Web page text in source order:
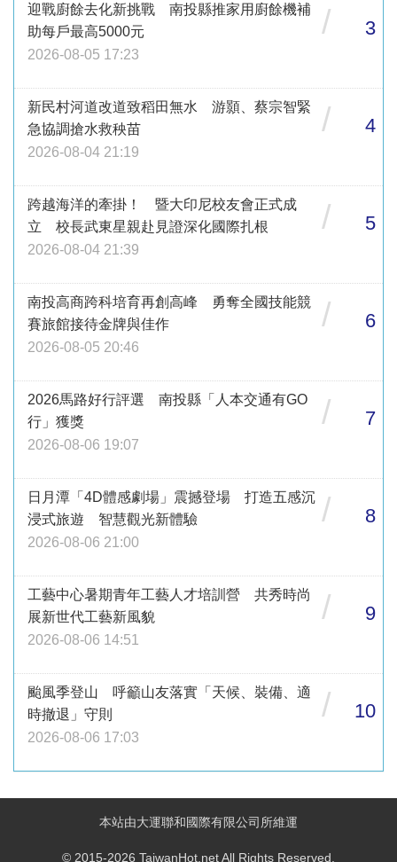
迎戰廚餘去化新挑戰 南投縣推家用廚餘機補
助每戶最高5000元
2026-08-05 17:23
/ 3
新民村河道改道致稻田無水 游顥、蔡宗智緊
急協調搶水救秧苗
2026-08-04 21:19
/ 4
跨越海洋的牽掛！ 暨大印尼校友會正式成
立 校長武東星親赴見證深化國際扎根
2026-08-04 21:39
/ 5
南投高商跨科培育再創高峰 勇奪全國技能競
賽旅館接待金牌與佳作
2026-08-05 20:46
/ 6
2026馬路好行評選 南投縣「人本交通有GO
行」獲獎
2026-08-06 19:07
/ 7
日月潭「4D體感劇場」震撼登場 打造五感沉
浸式旅遊 智慧觀光新體驗
2026-08-06 21:00
/ 8
工藝中心暑期青年工藝人才培訓營 共秀時尚
展新世代工藝新風貌
2026-08-06 14:51
/ 9
颱風季登山 呼籲山友落實「天候、裝備、適
時撤退」守則
2026-08-06 17:03
/ 10
本站由大運聯和國際有限公司所維運
© 2015-2026 TaiwanHot.net All Rights Reserved.